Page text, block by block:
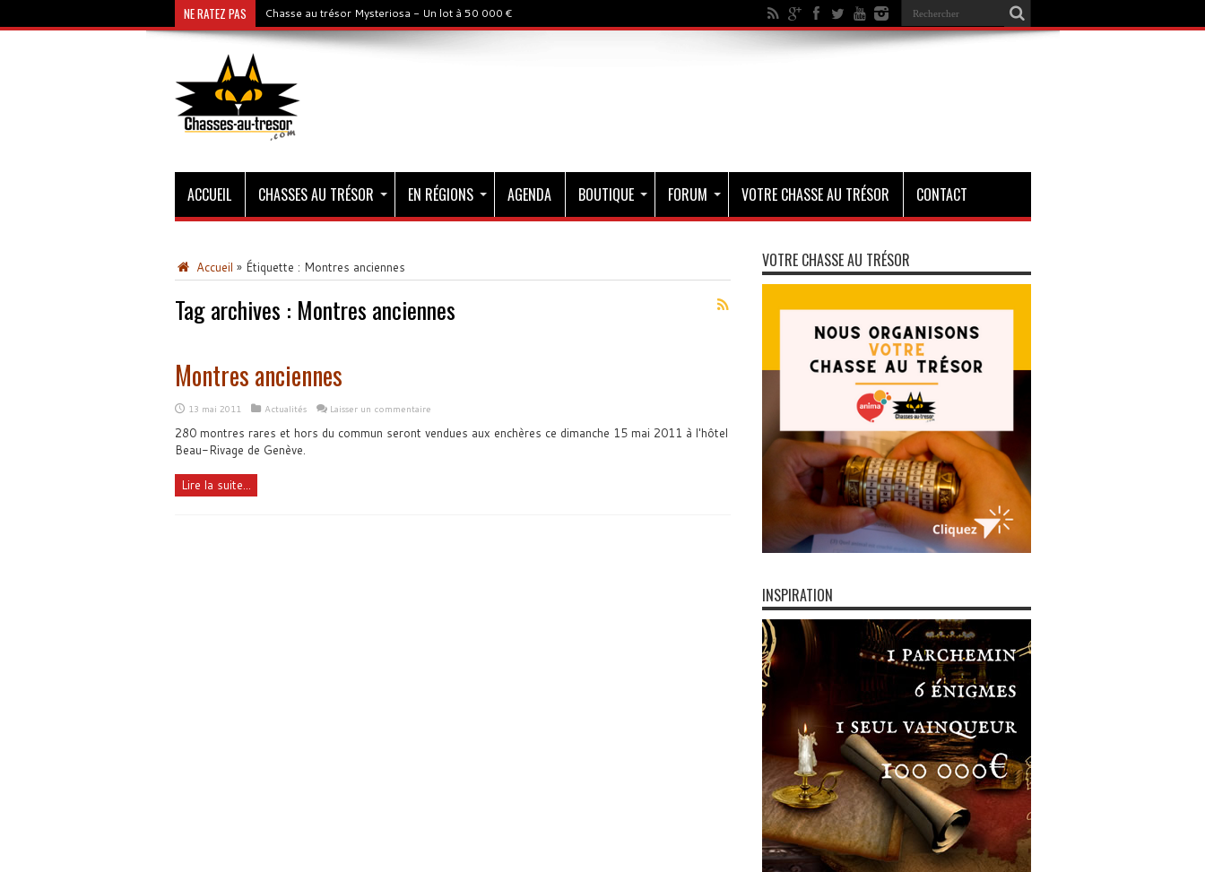
NE RATEZ PAS Chasse au trésor Mysteriosa - Un lot à 50 000 €
ACCUEIL CHASSES AU TRÉSOR EN RÉGIONS AGENDA BOUTIQUE FORUM VOTRE CHASSE AU TRÉSOR CONTACT
Accueil » Étiquette : Montres anciennes
Tag archives : Montres anciennes
Montres anciennes
13 mai 2011 Actualités Laisser un commentaire
280 montres rares et hors du commun seront vendues aux enchères ce dimanche 15 mai 2011 à l'hôtel
Beau-Rivage de Genève.
Lire la suite...
VOTRE CHASSE AU TRÉSOR
INSPIRATION